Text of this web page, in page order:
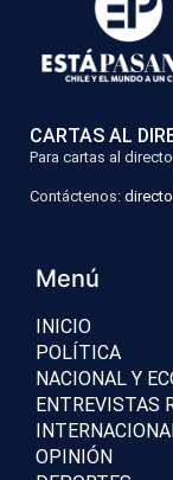
CARTAS AL
Para cartas al
Contáctenos:
Menú
INICIO
POLÍTICA
NACIONAL Y
ENTREVISTAS
OPINIÓN